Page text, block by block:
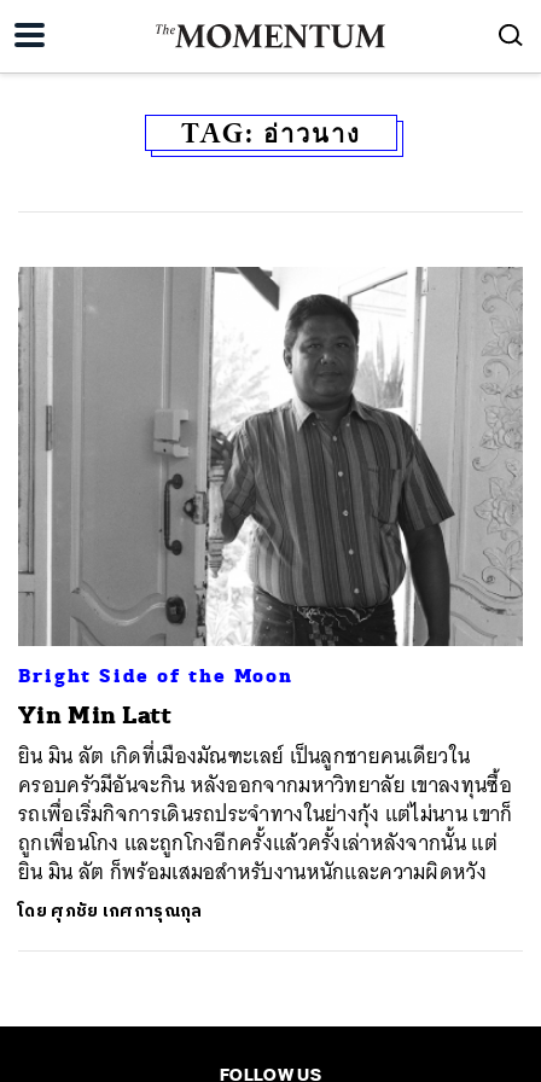
TAG: อ่าวนาง
Bright Side of the Moon
Yin Min Latt
ยิน มิน ลัต เกิดที่เมืองมัณฑะเลย์ เป็นลูกชายคนเดียวใน
ครอบครัวมีอันจะกิน หลังออกจากมหาวิทยาลัย เขาลงทุนซื้อ
รถเพื่อเริ่มกิจการเดินรถประจำทางในย่างกุ้ง แต่ไม่นาน เขาก็
ถูกเพื่อนโกง และถูกโกงอีกครั้งแล้วครั้งเล่าหลังจากนั้น แต่
ยิน มิน ลัต ก็พร้อมเสมอสำหรับงานหนักและความผิดหวัง
โดย ศุภชัย เกศการุณกุล
FOLLOW US
ค้นหา
SHARE TWEET LINE EMAIL